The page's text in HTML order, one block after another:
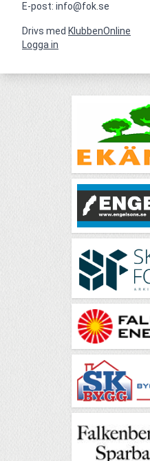
E-post: info@fok.se
Drivs med KlubbenOnline
Logga in